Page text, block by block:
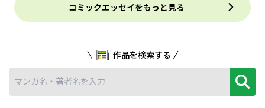
コミックエッセイをもっと見る
作品を検索する